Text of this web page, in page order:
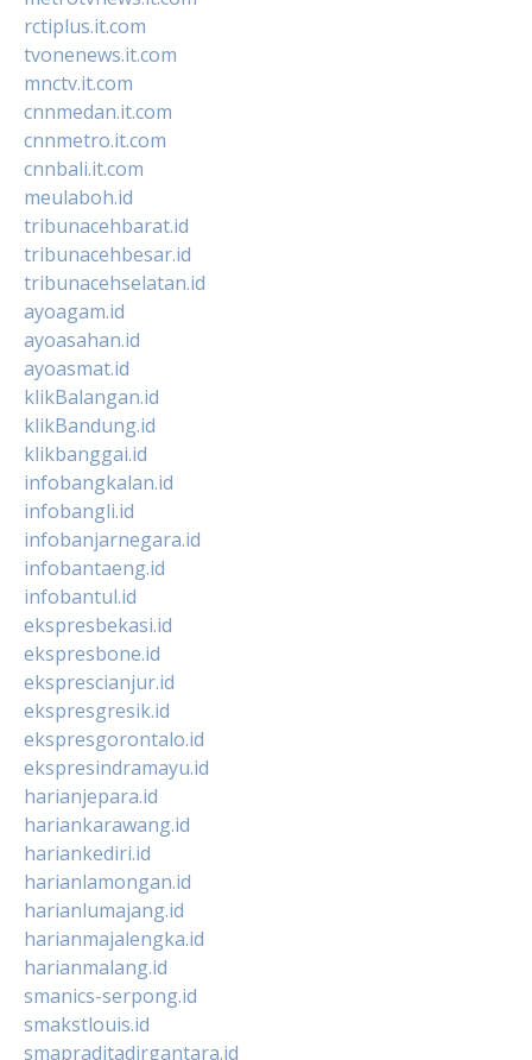
rctiplus.it.com
tvonenews.it.com
mnctv.it.com
cnnmedan.it.com
cnnmetro.it.com
cnnbali.it.com
meulaboh.id
tribunacehbarat.id
tribunacehbesar.id
tribunacehselatan.id
ayoagam.id
ayoasahan.id
ayoasmat.id
klikBalangan.id
klikBandung.id
klikbanggai.id
infobangkalan.id
infobangli.id
infobanjarnegara.id
infobantaeng.id
infobantul.id
ekspresbekasi.id
ekspresbone.id
eksprescianjur.id
ekspresgresik.id
ekspresgorontalo.id
ekspresindramayu.id
harianjepara.id
hariankarawang.id
hariankediri.id
harianlamongan.id
harianlumajang.id
harianmajalengka.id
harianmalang.id
smanics-serpong.id
smakstlouis.id
smapraditadirgantara.id